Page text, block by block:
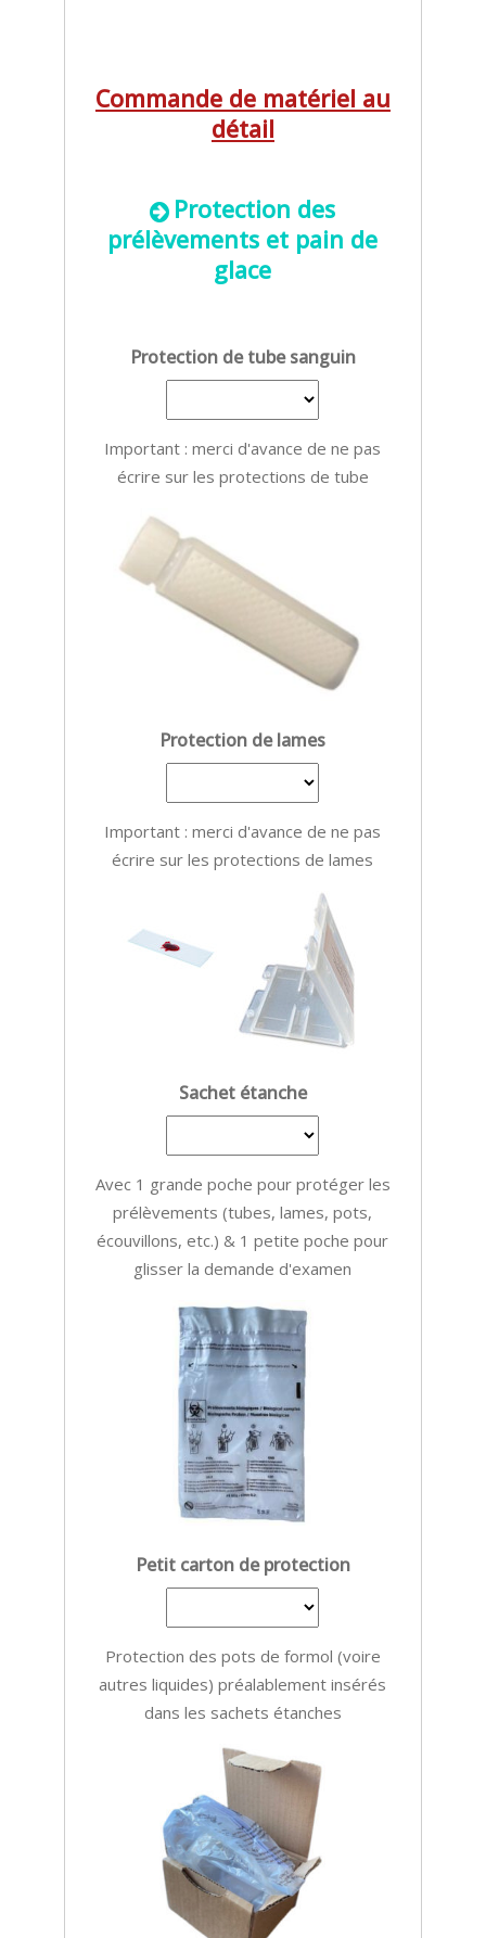
Commande de matériel au
détail
Protection des
prélèvements et pain de
glace
Protection de tube sanguin
Important : merci d'avance de ne pas
écrire sur les protections de tube
Protection de lames
Important : merci d'avance de ne pas
écrire sur les protections de lames
Sachet étanche
Avec 1 grande poche pour protéger les
prélèvements (tubes, lames, pots,
écouvillons, etc.) & 1 petite poche pour
glisser la demande d'examen
Petit carton de protection
Protection des pots de formol (voire
autres liquides) préalablement insérés
dans les sachets étanches